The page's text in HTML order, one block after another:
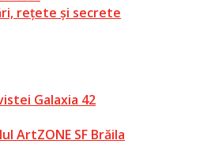
rețete și secrete
Galaxia 42
ArtZONE SF Brăila